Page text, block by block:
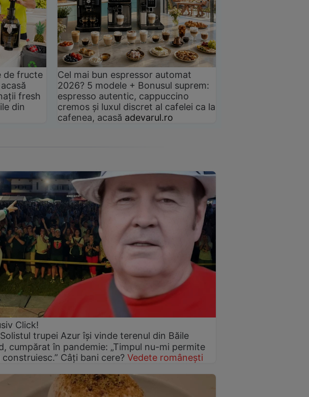
de fructe
fresh
din
Cel mai bun espressor automat
2026? 5 modele + Bonusul suprem:
espresso autentic, cappuccino
cremos și luxul discret al cafelei ca la
cafenea, acasă adevarul.ro
Click!
Solistul trupei Azur își vinde terenul din Băile
cumpărat în pandemie: „Timpul nu-mi permite
construiesc.” Câți bani cere? Vedete românești